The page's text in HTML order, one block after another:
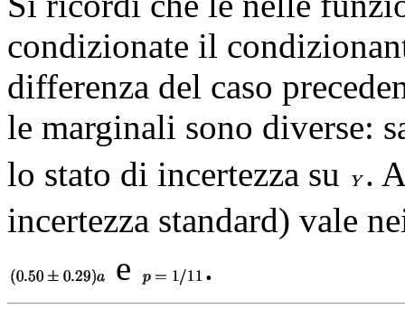
condizionate il
differenza del caso
le marginali sono diverse:
lo stato di incertezza su
.
incertezza standard) vale
e
.